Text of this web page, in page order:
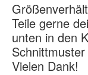
Teile gerne
unten in den
Vielen Dank!